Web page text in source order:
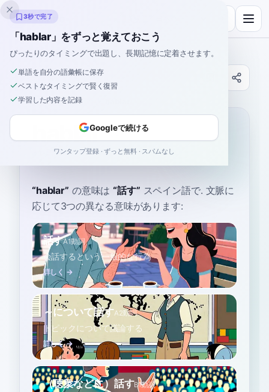
Inklingo
辞書
ホーム›スペイン語
hablar
ah-BLAR aˈβlaɾ
“hablar” の意味は “話す” スペイン語で. 文脈に
応じて3つの異なる意味があります:
話すA1動詞
会話するという一般的な行為
詳しく →
～について話すA2動詞
トピックについて議論する
詳しく →
（聴衆などに）話すB1動詞
3秒で完了
「hablar」をずっと覚えておこう
ぴったりのタイミングで出題し、長期記憶に定着させます。
単語を自分の語彙帳に保存
ベストなタイミングで賢く復習
学習した内容を記録
Googleで続ける
ワンタップ登録 · ずっと無料 · スパムなし